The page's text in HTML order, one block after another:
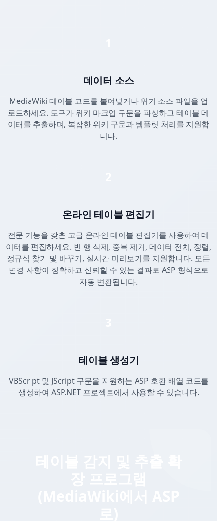
데이터 소스
MediaWiki 테이블 코드를 붙여넣거나 위키 소스 파일을 업
로드하세요. 도구가 위키 마크업 구문을 파싱하고 테이블 데
이터를 추출하며, 복잡한 위키 구문과 템플릿 처리를 지원합
니다.
온라인 테이블 편집기
전문 기능을 갖춘 고급 온라인 테이블 편집기를 사용하여 데
이터를 편집하세요. 빈 행 삭제, 중복 제거, 데이터 전치, 정렬,
정규식 찾기 및 바꾸기, 실시간 미리보기를 지원합니다. 모든
변경 사항이 정확하고 신뢰할 수 있는 결과로 ASP 형식으로
자동 변환됩니다.
테이블 생성기
VBScript 및 JScript 구문을 지원하는 ASP 호환 배열 코드를
생성하여 ASP.NET 프로젝트에서 사용할 수 있습니다.